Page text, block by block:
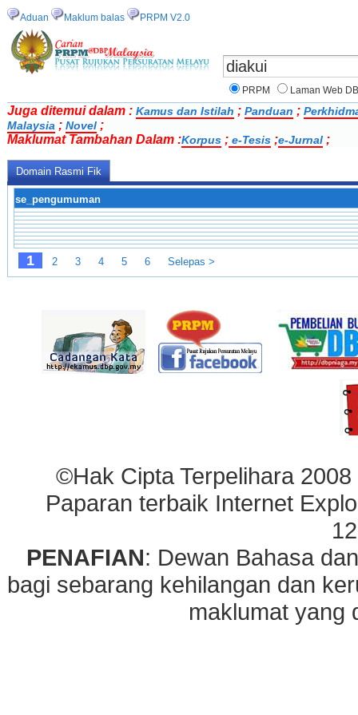
Aduan Maklum balas PRPM V2.0
PRPM Laman Web
Juga ditemui dalam : Kamus dan Istilah ; Panduan ;
Malaysia ; Novel ;
Maklumat Tambahan Dalam :Korpus ; e-Tesis ;e-Jurnal ;
Domain Rasmi Fik
se_pengumuman
1 2 3 4 5 6 Selepas >
©Hak Cipta Terpelihara
Paparan terbaik Internet
PENAFIAN: Dewan Bahasa
bagi sebarang kehilangan dan
maklumat yang